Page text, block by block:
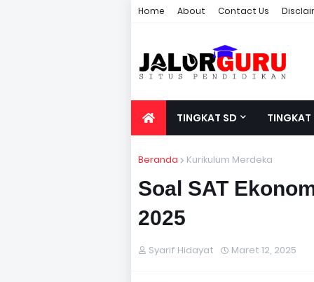
Home About Contact Us
TINGKAT SD TINGKAT
Beranda Kurikulum Merdeka
Soal SAT
2025
Syarif Hidayat Maret 12, 2025